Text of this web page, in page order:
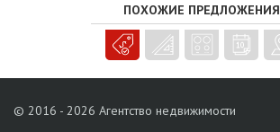
Стабильное предложение, - звоните!
ПОХОЖИЕ ПРЕДЛОЖЕНИЯ
© 2016 - 2026 Агентство недвижимости